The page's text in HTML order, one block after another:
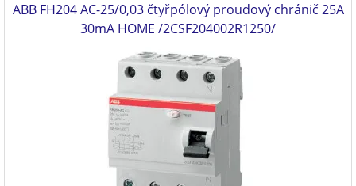
ABB FH204 AC-25/0,03 čtyřpólový proudový chránič 25A
30mA HOME /2CSF204002R1250/